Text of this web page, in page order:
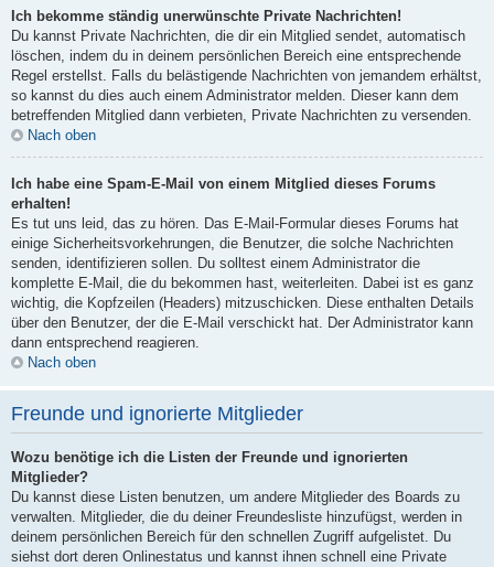
Ich bekomme ständig unerwünschte Private Nachrichten!
Du kannst Private Nachrichten, die dir ein Mitglied sendet, automatisch
löschen, indem du in deinem persönlichen Bereich eine entsprechende
Regel erstellst. Falls du belästigende Nachrichten von jemandem erhältst,
so kannst du dies auch einem Administrator melden. Dieser kann dem
betreffenden Mitglied dann verbieten, Private Nachrichten zu versenden.
Nach oben
Ich habe eine Spam-E-Mail von einem Mitglied dieses Forums
erhalten!
Es tut uns leid, das zu hören. Das E-Mail-Formular dieses Forums hat
einige Sicherheitsvorkehrungen, die Benutzer, die solche Nachrichten
senden, identifizieren sollen. Du solltest einem Administrator die
komplette E-Mail, die du bekommen hast, weiterleiten. Dabei ist es ganz
wichtig, die Kopfzeilen (Headers) mitzuschicken. Diese enthalten Details
über den Benutzer, der die E-Mail verschickt hat. Der Administrator kann
dann entsprechend reagieren.
Nach oben
Freunde und ignorierte Mitglieder
Wozu benötige ich die Listen der Freunde und ignorierten
Mitglieder?
Du kannst diese Listen benutzen, um andere Mitglieder des Boards zu
verwalten. Mitglieder, die du deiner Freundesliste hinzufügst, werden in
deinem persönlichen Bereich für den schnellen Zugriff aufgelistet. Du
siehst dort deren Onlinestatus und kannst ihnen schnell eine Private